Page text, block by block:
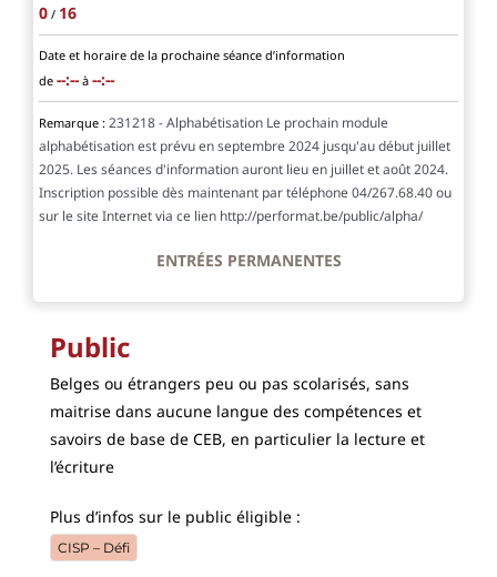
0 / 16
Date et horaire de la prochaine séance d’information
de --:-- à --:--
Remarque : 231218 - Alphabétisation Le prochain module
alphabétisation est prévu en septembre 2024 jusqu'au début juillet
2025. Les séances d'information auront lieu en juillet et août 2024.
Inscription possible dès maintenant par téléphone 04/267.68.40 ou
sur le site Internet via ce lien http://performat.be/public/alpha/
ENTRÉES PERMANENTES
Public
Belges ou étrangers peu ou pas scolarisés, sans
maitrise dans aucune langue des compétences et
savoirs de base de CEB, en particulier la lecture et
l’écriture
Plus d’infos sur le public éligible :
CISP – Défi